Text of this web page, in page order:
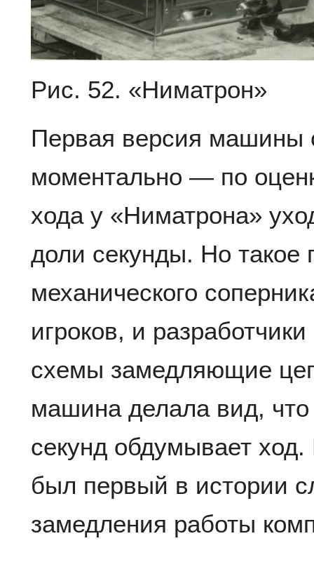
Рис. 52. «Ниматрон»
Первая версия машины
моментально — по
хода у «Ниматрона»
доли секунды. Но такое
механического
игроков, и
схемы замедляющие
машина делала вид, что
секунд обдумывает
был первый в истории
замедления работы